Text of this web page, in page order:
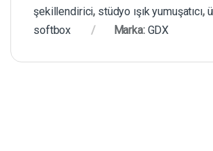
şekillendirici, stüdyo ışık yumuşatıcı,
softbox
Marka: GDX